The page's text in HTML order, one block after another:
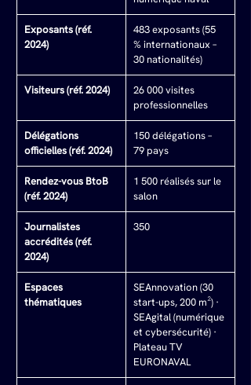
Exposants (réf.
2024)
483 exposants (55
% internationaux –
30 nationalités)
Visiteurs (réf. 2024)
26 000 visites
professionnelles
Délégations
officielles (réf. 2024)
150 délégations –
79 pays
Rendez-vous BtoB
(réf. 2024)
1 500 réalisés sur le
salon
Journalistes
accrédités (réf.
2024)
350
Espaces
thématiques
SEAnnovation (30
start-ups, 200 m²) ·
SEAgital (numérique
et cybersécurité) ·
Plateau TV
EURONAVAL